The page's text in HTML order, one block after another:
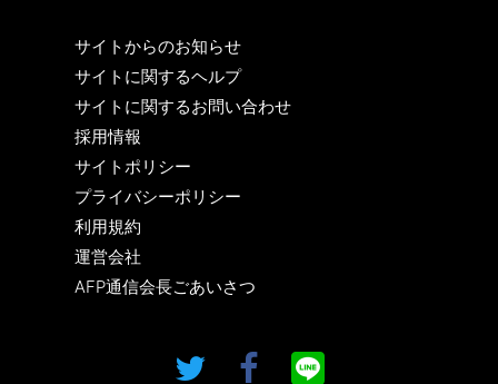
サイトからのお知らせ
サイトに関するヘルプ
サイトに関するお問い合わせ
採用情報
サイトポリシー
プライバシーポリシー
利用規約
運営会社
AFP通信会長ごあいさつ